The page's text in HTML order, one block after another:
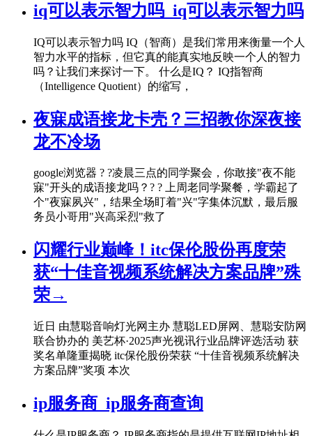
iq可以表示智力吗_iq可以表示智力吗
IQ可以表示智力吗 IQ（智商）是我们常用来衡量一个人
智力水平的指标，但它真的能真实地反映一个人的智力
吗？让我们来探讨一下。 什么是IQ？ IQ指智商
（Intelligence Quotient）的缩写，
夜寐成语接龙卡壳？三招教你深夜接
龙不冷场
google浏览器 ? ?凌晨三点的同学聚会，你敢接"夜不能
寐"开头的成语接龙吗？? ? 上周老同学聚餐，学霸起了
个"夜寐夙兴"，结果全场盯着"兴"字集体沉默，最后服
务员小哥用"兴高采烈"救了
闪耀行业巅峰！itc保伦股份再度荣
获“十佳音视频系统解决方案品牌”殊
荣→
近日 由慧聪音响灯光网主办 慧聪LED屏网、慧聪安防网
联合协办的 美艺杯·2025声光视讯行业品牌评选活动 获
奖名单隆重揭晓 itc保伦股份荣获 “十佳音视频系统解决
方案品牌”奖项 本次
ip服务商_ip服务商查询